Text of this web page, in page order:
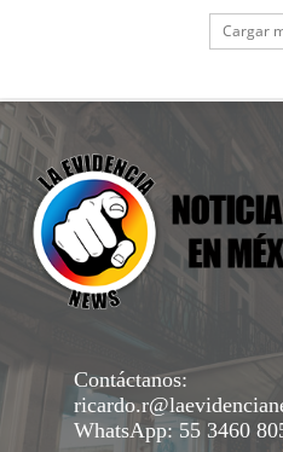
Cargar
Contáctanos:
WhatsApp: 55 3460